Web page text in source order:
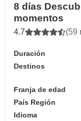
8 días
momentos
4.7 (59
Duración
Destinos
Franja de edad
País Región
Idioma